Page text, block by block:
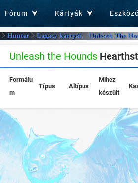
Fórum Kártyák
Hunter Legacy kártyái Unleash The
Unleash the Hounds
Formátu
m
Típus Altípus
Mihez
készült